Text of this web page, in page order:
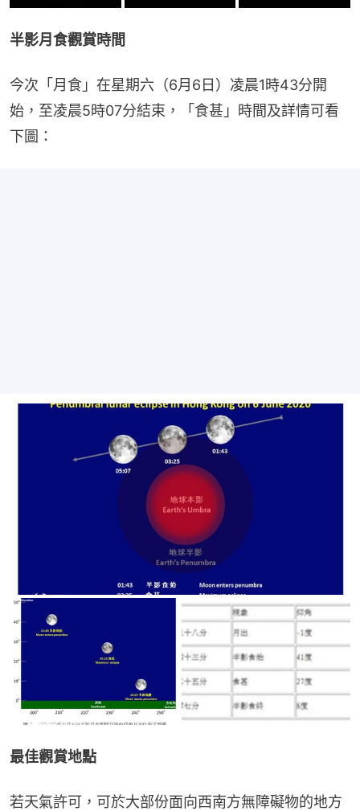
半影月食觀賞時間
今次「月食」在星期六（6月6日）凌晨1時43分開
始，至凌晨5時07分結束，「食甚」時間及詳情可看
下圖：
最佳觀賞地點
若天氣許可，可於大部份面向西南方無障礙物的地方